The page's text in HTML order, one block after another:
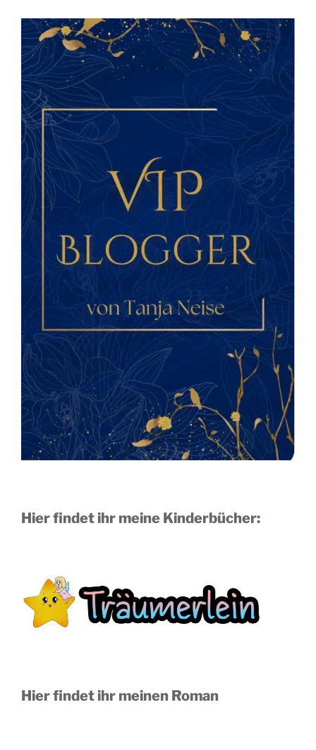
Hier findet ihr meine Kinderbücher:
Hier findet ihr meinen Roman